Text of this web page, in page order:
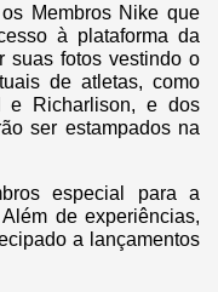
Membros Nike que
à plataforma da
suas fotos vestindo o
de atletas, como
e Richarlison, e dos
ser estampados na
especial para a
de experiências,
a lançamentos